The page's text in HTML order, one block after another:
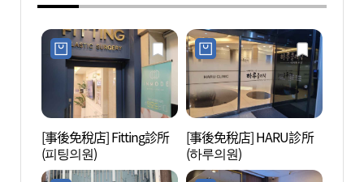
[事後免稅店] Fitting診所
(피팅의원)
[事後免稅店] HARU診所
(하루의원)